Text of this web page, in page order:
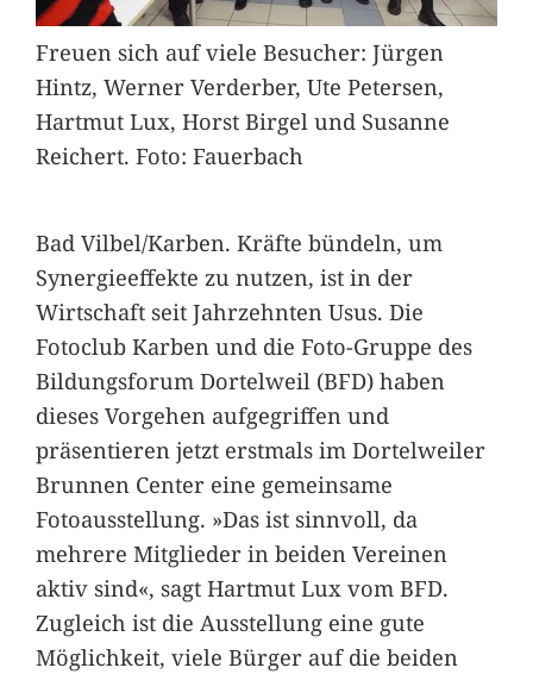
Freuen sich auf viele Besucher: Jürgen
Hintz, Werner Verderber, Ute Petersen,
Hartmut Lux, Horst Birgel und Susanne
Reichert. Foto: Fauerbach
Bad Vilbel/Karben. Kräfte bündeln, um
Synergieeffekte zu nutzen, ist in der
Wirtschaft seit Jahrzehnten Usus. Die
Fotoclub Karben und die Foto-Gruppe des
Bildungsforum Dortelweil (BFD) haben
dieses Vorgehen aufgegriffen und
präsentieren jetzt erstmals im Dortelweiler
Brunnen Center eine gemeinsame
Fotoausstellung. »Das ist sinnvoll, da
mehrere Mitglieder in beiden Vereinen
aktiv sind«, sagt Hartmut Lux vom BFD.
Zugleich ist die Ausstellung eine gute
Möglichkeit, viele Bürger auf die beiden